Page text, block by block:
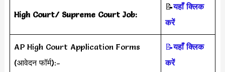
High Court/ Supreme Court Job:
📝यहाँ क्लिक
करें
AP High Court Application Forms
(आवेदन फॉर्म):-
📝यहाँ क्लिक
करें